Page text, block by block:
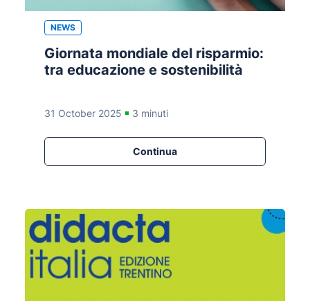
NEWS
Giornata mondiale del risparmio:
tra educazione e sostenibilità
31 October 2025 3 minuti
Continua